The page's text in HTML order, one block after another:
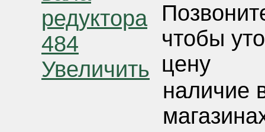
Увеличить
чтобы
цену
наличие